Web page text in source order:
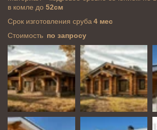
в комле до 52см
Срок изготовления сруба 4 мес
Стоимость по запросу